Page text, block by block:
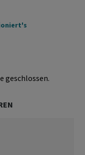
geschlossen.